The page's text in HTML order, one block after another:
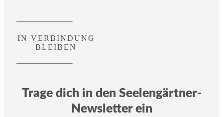
IN VERBINDUNG
BLEIBEN
Trage dich in den Seelengärtner-
Newsletter ein